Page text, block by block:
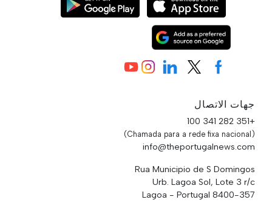
جهات الاتصال
+351 282 341 100
(Chamada para a rede fixa nacional)
info@theportugalnews.com
Rua Municipio de S Domingos
Urb. Lagoa Sol, Lote 3 r/c
8400-357 Lagoa - Portugal